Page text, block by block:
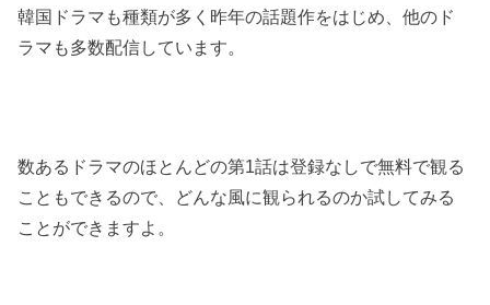
韓国ドラマも種類が多く昨年の話題作をはじめ、他のド
ラマも多数配信しています。
数あるドラマのほとんどの第1話は登録なしで無料で観る
こともできるので、どんな風に観られるのか試してみる
ことができますよ。